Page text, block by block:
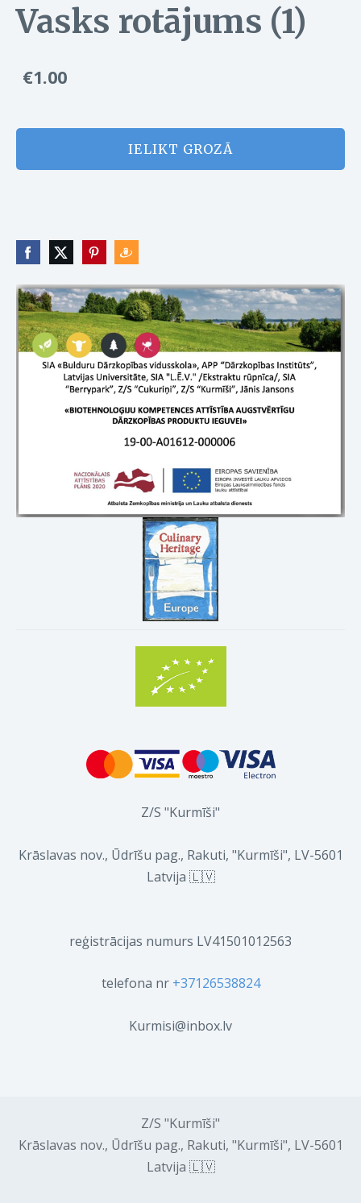
Z/S "Kurmīši"
Krāslavas nov., Ūdrīšu pag., Rakuti, "Kurmīši", LV-5601
Latvija 🇱🇻
reģistrācijas numurs LV41501012563
telefona nr +37126538824
Kurmisi@inbox.lv
Vasks rotājums (1)
€1.00
IELIKT GROZĀ
Z/S "Kurmīši"
Krāslavas nov., Ūdrīšu pag., Rakuti, "Kurmīši", LV-5601
Latvija 🇱🇻